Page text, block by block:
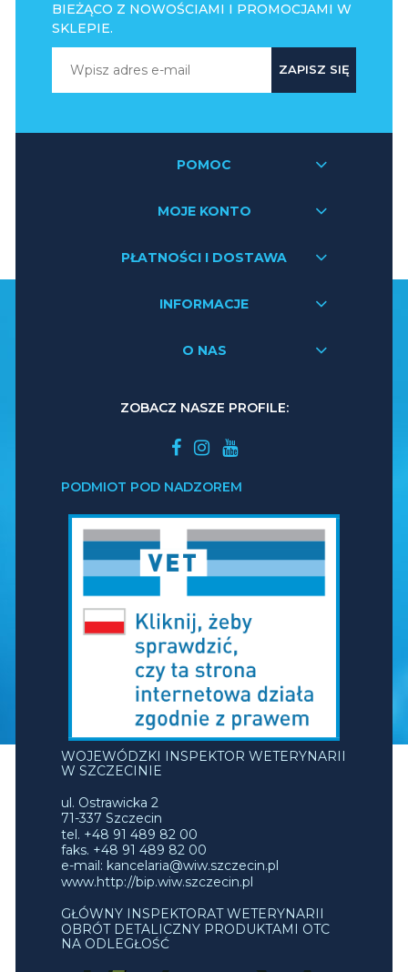
BIEŻĄCO Z NOWOŚCIAMI I PROMOCJAMI W
SKLEPIE.
ZAPISZ SIĘ
POMOC
MOJE KONTO
PŁATNOŚCI I DOSTAWA
INFORMACJE
O NAS
ZOBACZ NASZE PROFILE:
PODMIOT POD NADZOREM
WOJEWÓDZKI INSPEKTOR WETERYNARII
W SZCZECINIE
ul. Ostrawicka 2
71-337 Szczecin
tel. +48 91 489 82 00
faks. +48 91 489 82 00
e-mail: kancelaria@wiw.szczecin.pl
www.http://bip.wiw.szczecin.pl
GŁÓWNY INSPEKTORAT WETERYNARII
OBRÓT DETALICZNY PRODUKTAMI OTC
NA ODLEGŁOŚĆ